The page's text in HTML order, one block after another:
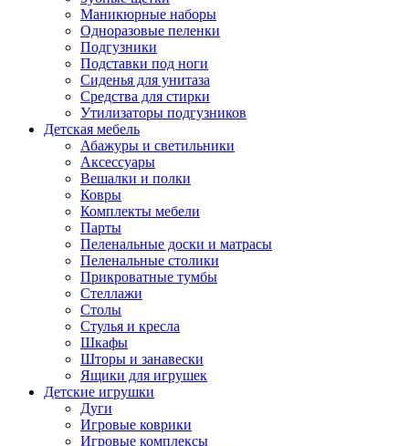
Маникюрные наборы
Одноразовые пеленки
Подгузники
Подставки под ноги
Сиденья для унитаза
Средства для стирки
Утилизаторы подгузников
Детская мебель
Абажуры и светильники
Аксессуары
Вешалки и полки
Ковры
Комплекты мебели
Парты
Пеленальные доски и матрасы
Пеленальные столики
Прикроватные тумбы
Стеллажи
Столы
Стулья и кресла
Шкафы
Шторы и занавески
Ящики для игрушек
Детские игрушки
Дуги
Игровые коврики
Игровые комплексы